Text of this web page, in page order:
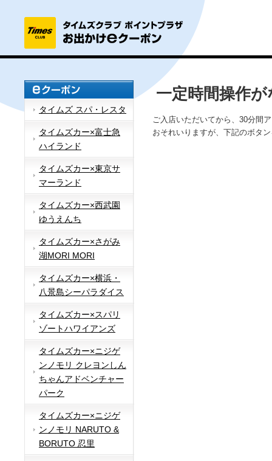
タイムズ スパ・レスタ
タイムズカー×富士急
ハイランド
タイムズカー×東京サ
マーランド
タイムズカー×西武園
ゆうえんち
タイムズカー×さがみ
湖MORI MORI
タイムズカー×横浜・
八景島シーパラダイス
タイムズカー×スパリ
ゾートハワイアンズ
タイムズカー×ニジゲ
ンノモリ クレヨンしん
ちゃんアドベンチャー
パーク
タイムズカー×ニジゲ
ンノモリ NARUTO &
BORUTO 忍里
一定時間操作
ご入店いただいてから、30分間
おそれいりますが、下記のボタ